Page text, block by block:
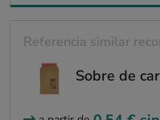
Referencia similar
Sobre de